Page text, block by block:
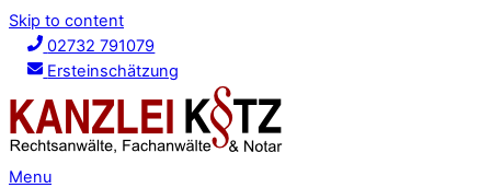
Skip to content
02732 791079
Ersteinschätzung
Menu